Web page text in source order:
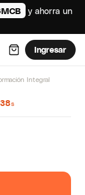
y ahorra un
Ingresar
Integral
37s